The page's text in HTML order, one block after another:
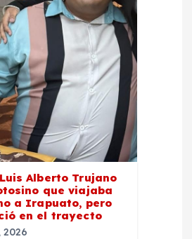
Alberto Trujano
que viajaba
a Irapuato, pero
en el trayecto